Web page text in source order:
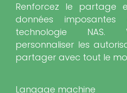
Renforcez le partage
données
technologie NAS.
personnaliser les
partager avec tout le
Langage machine